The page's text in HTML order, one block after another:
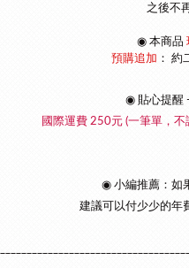
之後不
◉ 本商品
預購追加 ： 約
◉ 貼心提醒
國際運費 250元 (一筆單，
◉ 小編推薦：如
建議可以付少少的年